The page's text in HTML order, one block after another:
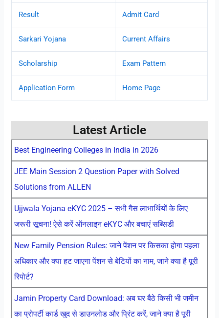
Result Admit Card
Sarkari Yojana Current Affairs
Scholarship Exam Pattern
Application Form Home Page
Latest Article
Best Engineering Colleges in India in 2026
JEE Main Session 2 Question Paper with Solved
Solutions from ALLEN
Ujjwala Yojana eKYC 2025 – सभी गैस लाभार्थियों के लिए
जरूरी सूचना! ऐसे करें ऑनलाइन eKYC और बचाएं सब्सिडी
New Family Pension Rules: जाने पेंशन पर किसका होगा पहला
अधिकार और क्या हट जाएगा पेंशन से बेटियों का नाम, जाने क्या है पूरी
रिपोर्ट?
Jamin Property Card Download: अब घर बैठे किसी भी जमीन
का प्रोपर्टी कार्ड खुद से डाउनलोड और प्रिंट करें, जाने क्या है पूरी